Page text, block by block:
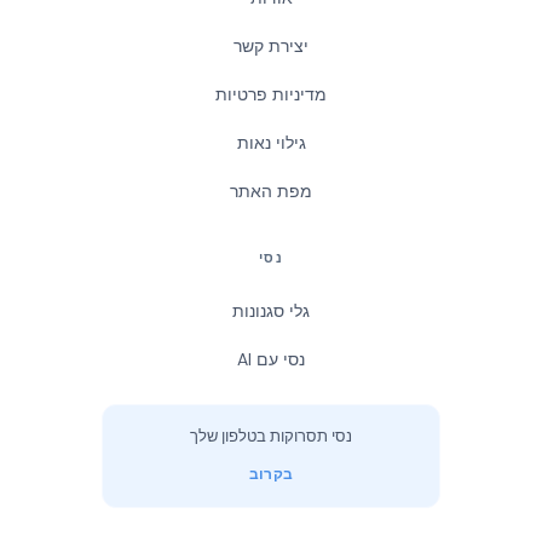
יצירת קשר
מדיניות פרטיות
גילוי נאות
מפת האתר
נסי
גלי סגנונות
נסי עם AI
נסי תסרוקות בטלפון שלך
בקרוב